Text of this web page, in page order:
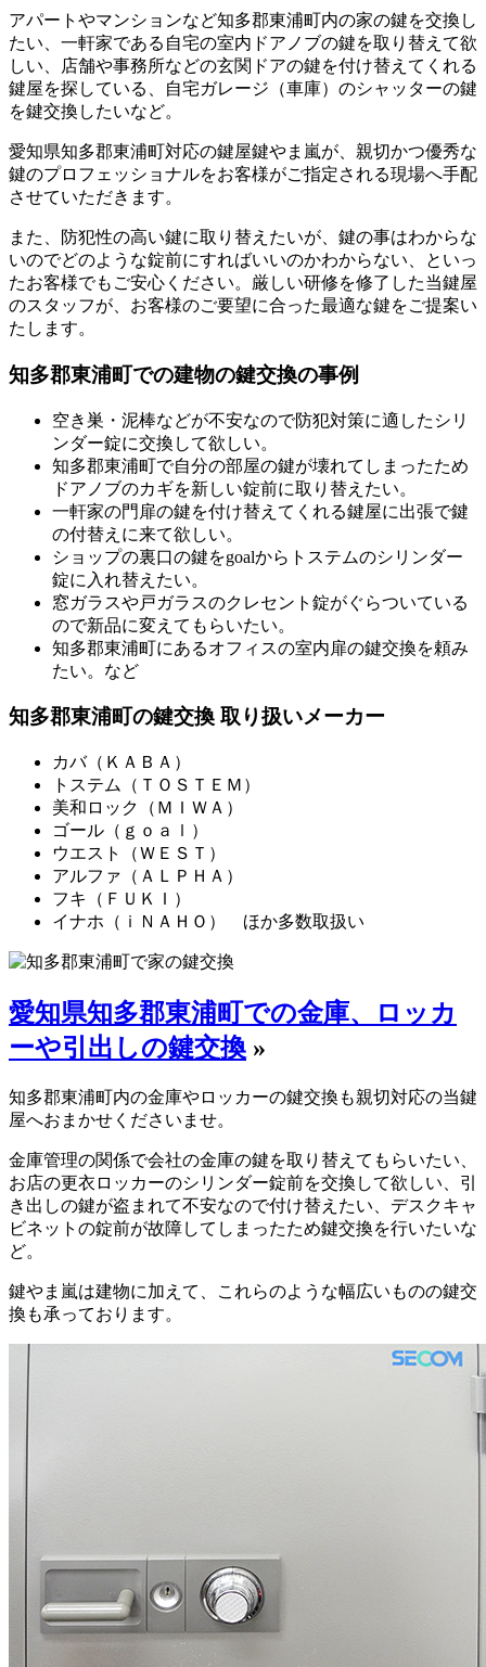
アパートやマンションなど知多郡東浦町内の家の鍵を交換し
たい、一軒家である自宅の室内ドアノブの鍵を取り替えて欲
しい、店舗や事務所などの玄関ドアの鍵を付け替えてくれる
鍵屋を探している、自宅ガレージ（車庫）のシャッターの鍵
を鍵交換したいなど。
愛知県知多郡東浦町対応の鍵屋鍵やま嵐が、親切かつ優秀な
鍵のプロフェッショナルをお客様がご指定される現場へ手配
させていただきます。
また、防犯性の高い鍵に取り替えたいが、鍵の事はわからな
いのでどのような錠前にすればいいのかわからない、といっ
たお客様でもご安心ください。厳しい研修を修了した当鍵屋
のスタッフが、お客様のご要望に合った最適な鍵をご提案い
たします。
知多郡東浦町での建物の鍵交換の事例
空き巣・泥棒などが不安なので防犯対策に適したシリ
ンダー錠に交換して欲しい。
知多郡東浦町で自分の部屋の鍵が壊れてしまったため
ドアノブのカギを新しい錠前に取り替えたい。
一軒家の門扉の鍵を付け替えてくれる鍵屋に出張で鍵
の付替えに来て欲しい。
ショップの裏口の鍵をgoalからトステムのシリンダー
錠に入れ替えたい。
窓ガラスや戸ガラスのクレセント錠がぐらついている
ので新品に変えてもらいたい。
知多郡東浦町にあるオフィスの室内扉の鍵交換を頼み
たい。など
知多郡東浦町の鍵交換 取り扱いメーカー
カバ（ＫＡＢＡ）
トステム（ＴＯＳＴＥＭ）
美和ロック（ＭＩＷＡ）
ゴール（ｇｏａｌ）
ウエスト（ＷＥＳＴ）
アルファ（ＡＬＰＨＡ）
フキ（ＦＵＫＩ）
イナホ（ｉＮＡＨＯ） ほか多数取扱い
愛知県知多郡東浦町での金庫、ロッカ
ーや引出しの鍵交換 »
知多郡東浦町内の金庫やロッカーの鍵交換も親切対応の当鍵
屋へおまかせくださいませ。
金庫管理の関係で会社の金庫の鍵を取り替えてもらいたい、
お店の更衣ロッカーのシリンダー錠前を交換して欲しい、引
き出しの鍵が盗まれて不安なので付け替えたい、デスクキャ
ビネットの錠前が故障してしまったため鍵交換を行いたいな
ど。
鍵やま嵐は建物に加えて、これらのような幅広いものの鍵交
換も承っております。